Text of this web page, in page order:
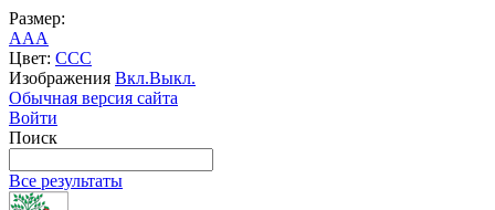
Размер:
AAA
Цвет: CCC
Изображения Вкл.Выкл.
Обычная версия сайта
Войти
Поиск
Все результаты